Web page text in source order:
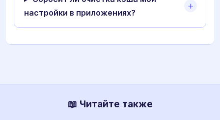
настройки в приложениях?
📖 Читайте также